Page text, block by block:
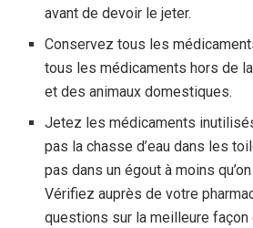
avant de devoir le jeter.
Conservez tous les
tous les médicaments hors de
et des animaux domestiques.
Jetez les médicaments
pas la chasse d’eau dans les
pas dans un égout à moins
Vérifiez auprès de votre
questions sur la meilleure façon